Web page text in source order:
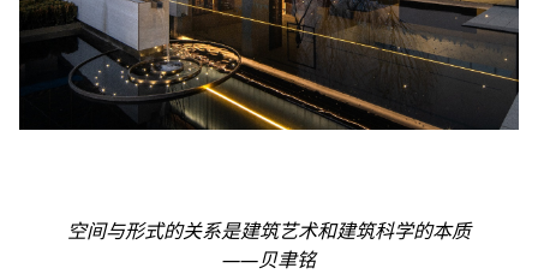
空间与形式的关系是建筑艺术和建筑科学的本质
——贝聿铭